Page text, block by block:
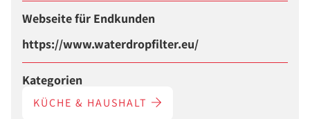
Webseite für Endkunden
https://www.waterdropfilter.eu/
Kategorien
KÜCHE & HAUSHALT